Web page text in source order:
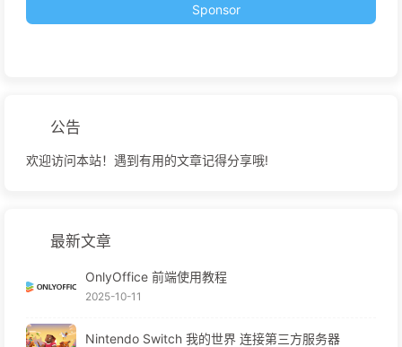
Sponsor
公告
欢迎访问本站！遇到有用的文章记得分享哦!
最新文章
OnlyOffice 前端使用教程
2025-10-11
Nintendo Switch 我的世界 连接第三方服务器